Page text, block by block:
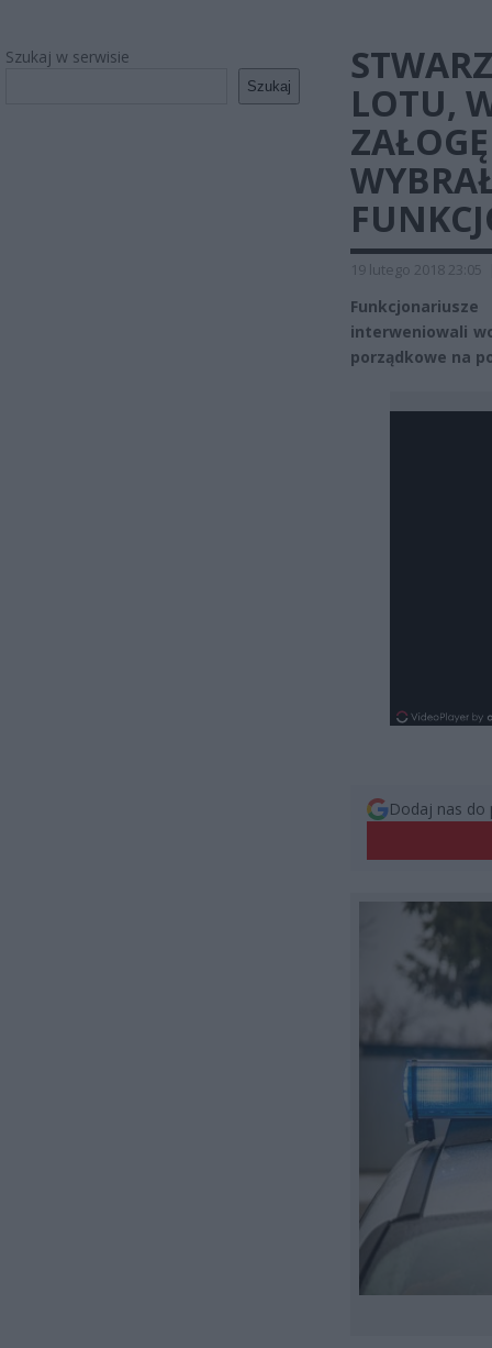
Szukaj w serwisie
Szukaj
LOTU,
19 lutego 2018 23:05
interweniowali
porządkowe na
Dodaj nas do